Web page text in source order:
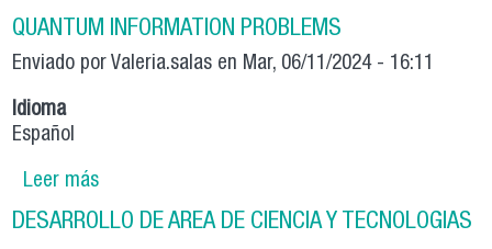
sistema para la optimización del manejo de
graneles en la Central Ventanas de AES GENER
QUANTUM INFORMATION PROBLEMS
Enviado porValeria.salas en Mar, 06/11/2024 - 16:11
Idioma
Español
Leer mássobre OPTIMIZATION ALGORITHMS AND
APPLICATIONS TO QUANTUM INFORMATION
PROBLEMS
DESARROLLO DE AREA DE CIENCIA Y TECNOLOGIAS